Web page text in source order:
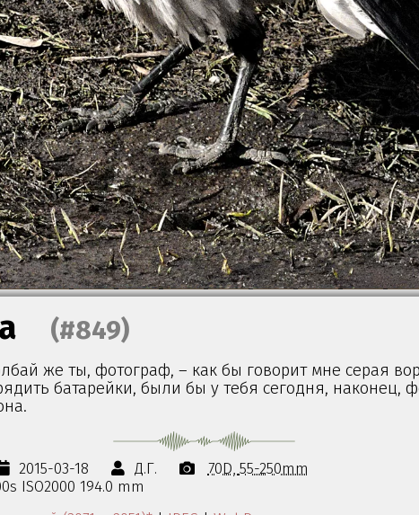
(#849)
же ты, фотограф, – как бы говорит мне серая
батарейки, были бы у тебя сегодня, наконец,
2015-03-18 Д.Г. 70D 55-250mm
ISO2000 194.0 mm